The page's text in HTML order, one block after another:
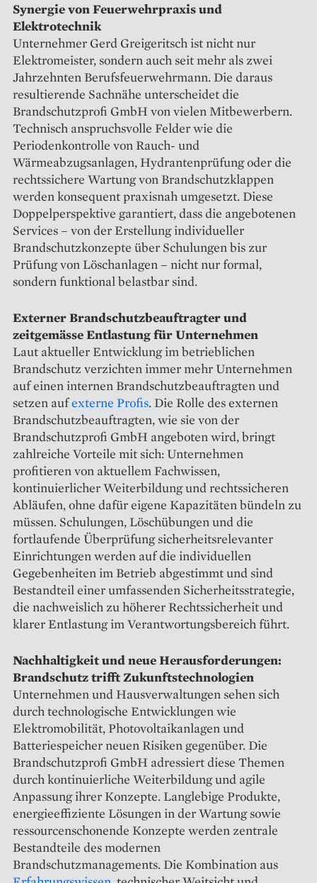
Synergie von Feuerwehrpraxis und
Elektrotechnik
Unternehmer Gerd Greigeritsch ist nicht nur
Elektromeister, sondern auch seit mehr als zwei
Jahrzehnten Berufsfeuerwehrmann. Die daraus
resultierende Sachnähe unterscheidet die
Brandschutzprofi GmbH von vielen Mitbewerbern.
Technisch anspruchsvolle Felder wie die
Periodenkontrolle von Rauch- und
Wärmeabzugsanlagen, Hydrantenprüfung oder die
rechtssichere Wartung von Brandschutzklappen
werden konsequent praxisnah umgesetzt. Diese
Doppelperspektive garantiert, dass die angebotenen
Services – von der Erstellung individueller
Brandschutzkonzepte über Schulungen bis zur
Prüfung von Löschanlagen – nicht nur formal,
sondern funktional belastbar sind.
Externer Brandschutzbeauftragter und
zeitgemässe Entlastung für Unternehmen
Laut aktueller Entwicklung im betrieblichen
Brandschutz verzichten immer mehr Unternehmen
auf einen internen Brandschutzbeauftragten und
setzen aufexterne Profis. Die Rolle des externen
Brandschutzbeauftragten, wie sie von der
Brandschutzprofi GmbH angeboten wird, bringt
zahlreiche Vorteile mit sich: Unternehmen
profitieren von aktuellem Fachwissen,
kontinuierlicher Weiterbildung und rechtssicheren
Abläufen, ohne dafür eigene Kapazitäten bündeln zu
müssen. Schulungen, Löschübungen und die
fortlaufende Überprüfung sicherheitsrelevanter
Einrichtungen werden auf die individuellen
Gegebenheiten im Betrieb abgestimmt und sind
Bestandteil einer umfassenden Sicherheitsstrategie,
die nachweislich zu höherer Rechtssicherheit und
klarer Entlastung im Verantwortungsbereich führt.
Nachhaltigkeit und neue Herausforderungen:
Brandschutz trifft Zukunftstechnologien
Unternehmen und Hausverwaltungen sehen sich
durch technologische Entwicklungen wie
Elektromobilität, Photovoltaikanlagen und
Batteriespeicher neuen Risiken gegenüber. Die
Brandschutzprofi GmbH adressiert diese Themen
durch kontinuierliche Weiterbildung und agile
Anpassung ihrer Konzepte. Langlebige Produkte,
energieeffiziente Lösungen in der Wartung sowie
ressourcenschonende Konzepte werden zentrale
Bestandteile des modernen
Brandschutzmanagements. Die Kombination aus